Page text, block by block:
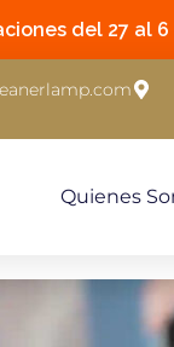
del 27 al
Quienes